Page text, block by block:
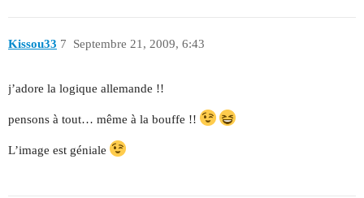
Kissou33 Septembre 21, 2009, 6:43
7
j’adore la logique allemande !!
pensons à tout… même à la bouffe !!
L’image est géniale